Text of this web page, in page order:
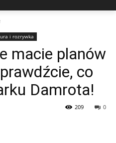
i rozrywka
macie planów
co
Damrota!
0
209